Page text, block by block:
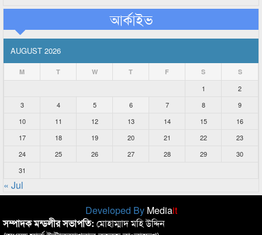
আর্কাইভ
AUGUST 2026
M T W T F S S
1
2
3
4 5 6 7 8
9
10
11 12 13 14 15
16
17
18 19 20 21 22
23
24
25 26 27 28 29
30
31
« Jul
Developed By Mediait
সম্পাদক মন্ডলীর সভাপতি: মোহাম্মাদ মহি উদ্দিন